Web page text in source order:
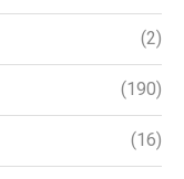
(2)
(190)
(16)